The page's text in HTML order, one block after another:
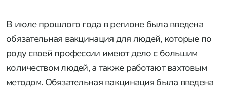
В июле прошлого года в регионе была введена
обязательная вакцинация для людей, которые по
роду своей профессии имеют дело с большим
количеством людей, а также работают вахтовым
методом. Обязательная вакцинация была введена